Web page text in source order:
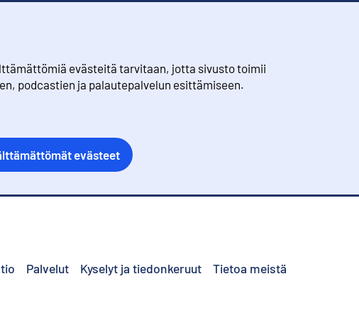
evästeitä tarvitaan, jotta sivusto toimii
podcastien ja palautepalvelun esittämiseen.
evästeet
Palvelut Kyselyt ja tiedonkeruut Tietoa meistä